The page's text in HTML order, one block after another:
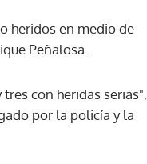
heridos en medio de
Peñalosa.
con heridas serias",
por la policía y la